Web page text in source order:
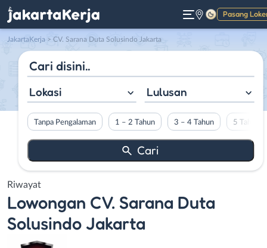
Pasang
Gelap
JakartaKerja > CV. Sarana Duta Solusindo Jakarta
Lokasi Lulusan
Tanpa Pengalaman 1 – 2 Tahun 3 – 4 Tahun 5 Tahun
Riwayat
Lowongan CV. Sarana Duta
Solusindo Jakarta